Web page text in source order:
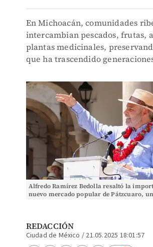
En Michoacán, comunidades
intercambian pescados, frutas,
plantas medicinales,
que ha trascendido
Alfredo Ramírez Bedolla resaltó la
nuevo mercado popular de Pátzcuaro,
REDACCIÓN
Ciudad de México / 21.05.2025 18:01:57